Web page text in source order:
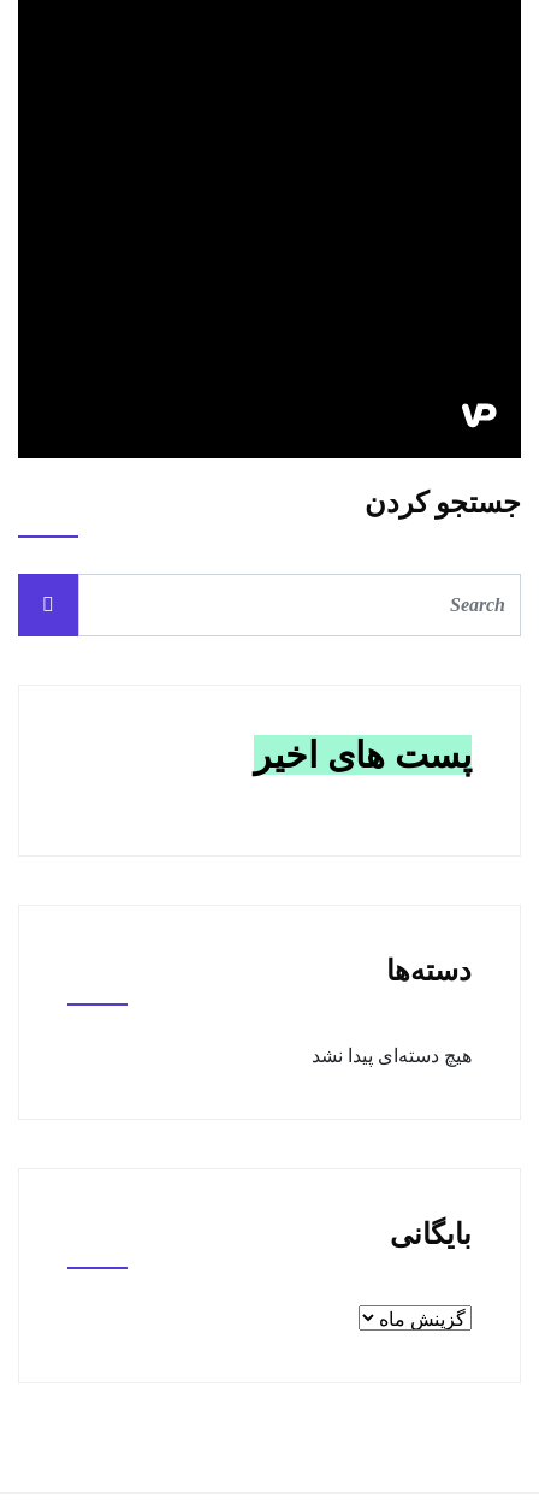
جستجو کردن
پست های اخیر
دسته‌ها
هیچ دسته‌ای پیدا نشد
بایگانی